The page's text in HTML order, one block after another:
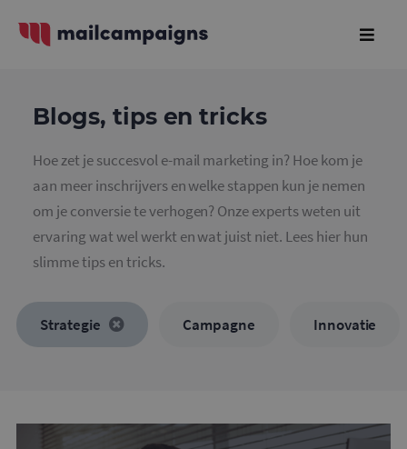
Blogs, tips en tricks
Hoe zet je succesvol e-mail marketing in? Hoe kom je
aan meer inschrijvers en welke stappen kun je nemen
om je conversie te verhogen? Onze experts weten uit
ervaring wat wel werkt en wat juist niet. Lees hier hun
slimme tips en tricks.
Strategie Campagne Innovatie